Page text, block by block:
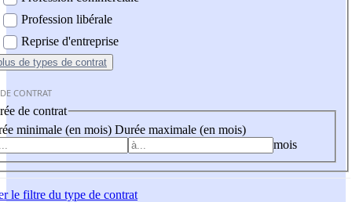
Profession libérale
Reprise d'entreprise
de types de contrat
CONTRAT
de contrat
minimale (en mois) Durée maximale (en mois)
mois
le filtre du type de contrat